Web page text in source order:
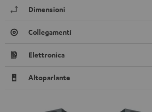
Dimensioni
Collegamenti
Elettronica
Altoparlante